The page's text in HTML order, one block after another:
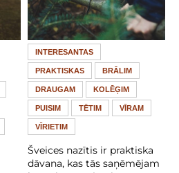
INTERESANTAS
PRAKTISKAS BRĀLIM
DRAUGAM KOLĒĢIM
PUISIM TĒTIM VĪRAM
VĪRIETIM
Šveices nazītis ir praktiska
dāvana, kas tās saņēmējam